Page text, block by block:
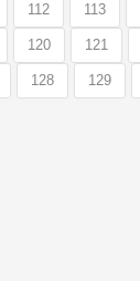
112 113
120 121
128 129